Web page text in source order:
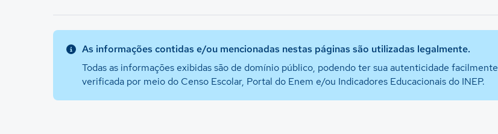
As informações contidas e/ou mencionadas nestas páginas são utilizadas legalmente.
Todas as informações exibidas são de domínio público, podendo ter sua autenticidade facilmente
verificada por meio do Censo Escolar, Portal do Enem e/ou Indicadores Educacionais do INEP.